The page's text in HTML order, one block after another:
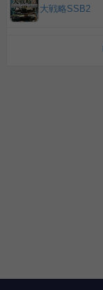
大戦略SSB2